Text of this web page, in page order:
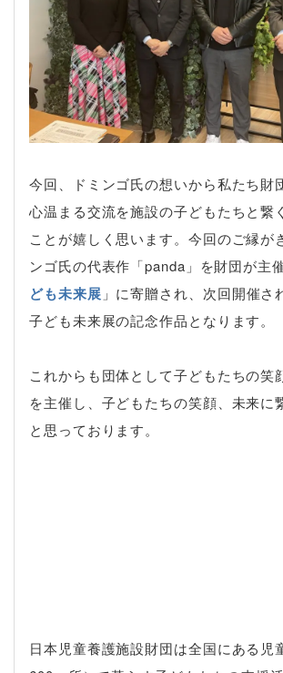
今回、ドミンゴ氏の想いから私たち財
心温まる交流を施設の子どもたちと繋
ことが嬉しく思います。今回のご縁が
ンゴ氏の代表作「panda」を財団が主
ども未来展 」に寄贈され、次回開催さ
子ども未来展の記念作品となります。
これからも団体として子どもたちの笑
を主催し、子どもたちの笑顔、未来に
と思っております。
日本児童養護施設財団は全国にある児